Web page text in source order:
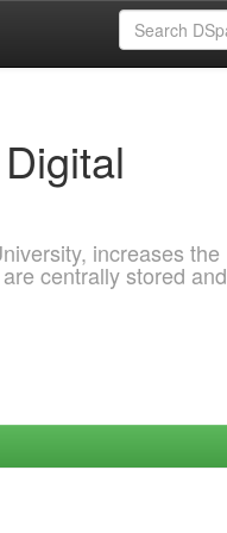
increases the
centrally stored and